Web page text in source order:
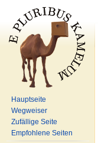
Hauptseite
Wegweiser
Zufällige Seite
Empfohlene Seiten